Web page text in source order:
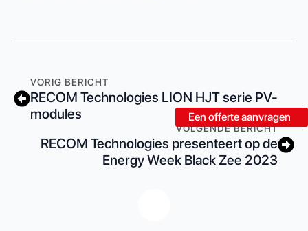
Een offerte aanvragen
VORIG BERICHT
RECOM Technologies LION HJT serie PV-
modules
VOLGENDE BERICHT
RECOM Technologies presenteert op de
Energy Week Black Zee 2023